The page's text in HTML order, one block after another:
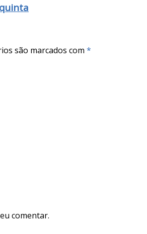
são marcados com *
comentar.